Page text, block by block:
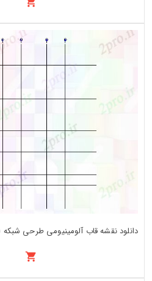
دانلود نقشه قاب آلومینیومی طرحی شبکه